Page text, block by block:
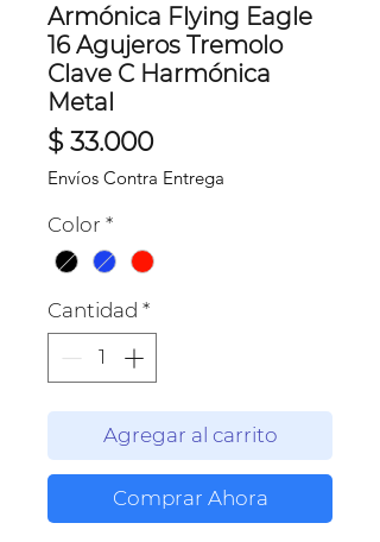
Armónica Flying Eagle
16 Agujeros Tremolo
Clave C Harmónica
Metal
$ 33.000Precio
Envíos Contra Entrega
Color *
Cantidad *
Agregar al carrito
Comprar Ahora